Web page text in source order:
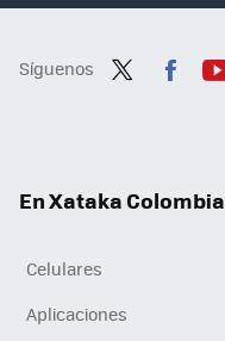
Síguenos
En Xataka
Celulares
Aplicaciones